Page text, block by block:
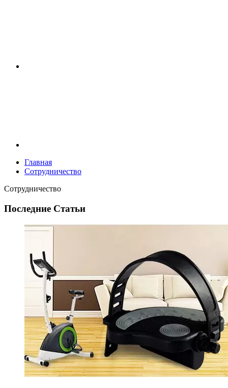
Главная
Сотрудничество
Сотрудничество
Последние Статьи